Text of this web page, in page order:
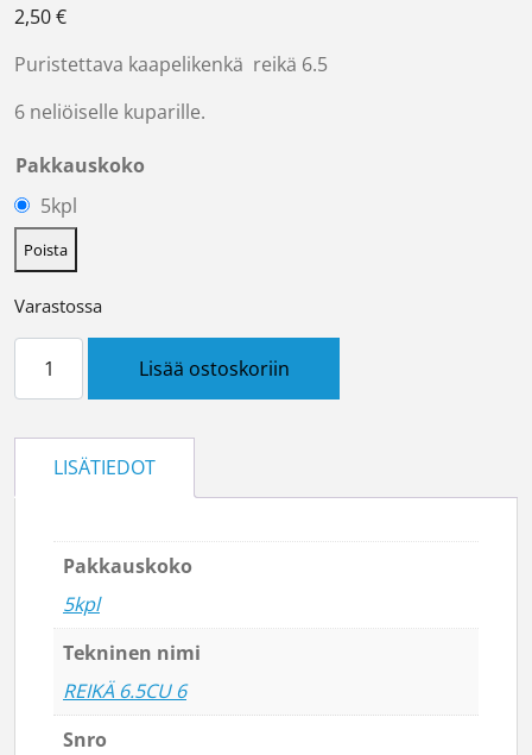
2,50€
Puristettava kaapelikenkä reikä 6.5
6 neliöiselle kuparille.
Pakkauskoko
5kpl
Poista
Varastossa
Lisää ostoskoriin
LISÄTIEDOT
Pakkauskoko
5kpl
Tekninen nimi
REIKÄ 6.5CU 6
Snro